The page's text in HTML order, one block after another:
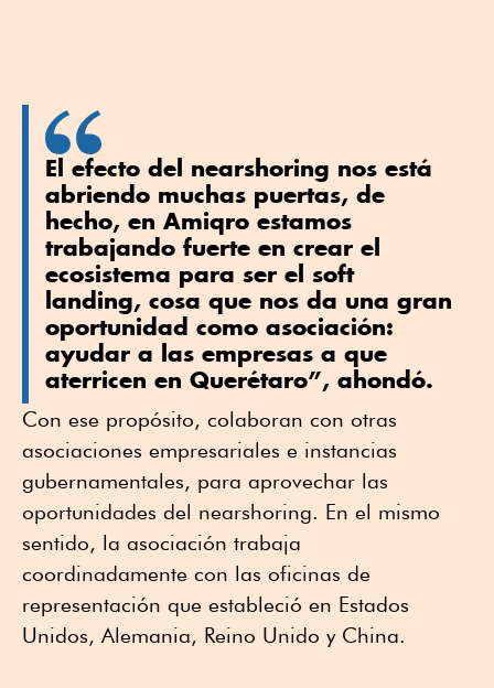
El efecto del nearshoring nos está
abriendo muchas puertas, de
hecho, en Amiqro estamos
trabajando fuerte en crear el
ecosistema para ser el soft
landing, cosa que nos da una gran
oportunidad como asociación:
ayudar a las empresas a que
aterricen en Querétaro”, ahondó.
Con ese propósito, colaboran con otras
asociaciones empresariales e instancias
gubernamentales, para aprovechar las
oportunidades del nearshoring. En el mismo
sentido, la asociación trabaja
coordinadamente con las oficinas de
representación que estableció en Estados
Unidos, Alemania, Reino Unido y China.